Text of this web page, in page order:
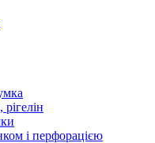
і перфорацією